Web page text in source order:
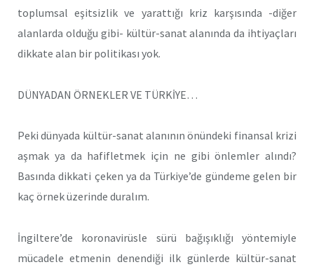
toplumsal eşitsizlik ve yarattığı kriz karşısında -diğer
alanlarda olduğu gibi- kültür-sanat alanında da ihtiyaçları
dikkate alan bir politikası yok.
DÜNYADAN ÖRNEKLER VE TÜRKİYE…
Peki dünyada kültür-sanat alanının önündeki finansal krizi
aşmak ya da hafifletmek için ne gibi önlemler alındı?
Basında dikkati çeken ya da Türkiye’de gündeme gelen bir
kaç örnek üzerinde duralım.
İngiltere’de koronavirüsle sürü bağışıklığı yöntemiyle
mücadele etmenin denendiği ilk günlerde kültür-sanat